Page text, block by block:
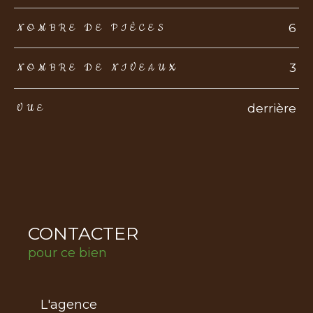
NOMBRE DE PIÈCES 6
NOMBRE DE NIVEAUX 3
VUE derrière
CONTACTER
pour ce bien
L'agence